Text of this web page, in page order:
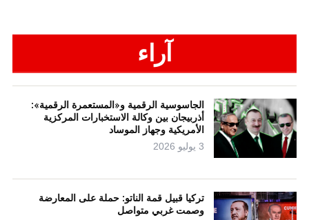
آراء
الجاسوسية الرقمية و«المستعمرة الرقمية»:
أذربيجان بين وكالة الاستخبارات المركزية
الأمريكية وجهاز الموساد
3 يوليو 2026
تركيا قبيل قمة الناتو: حملة على المعارضة
وصمت غربي متواصل